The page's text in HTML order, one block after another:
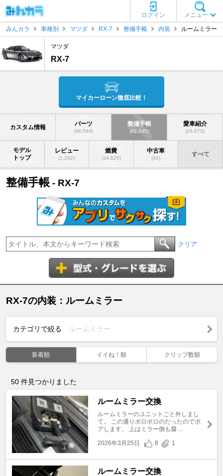
メニュー
ログイン
みんカラ
車種別 マツダ RX-7 整備手帳 内装 ルームミラー
マツダ
RX-7
マイカーローン徹底比較！
カスタム情報 パーツ
(48,584)
整備手帳
(42,245)
愛車紹介
(15,673)
モデル
トップ
レビュー
(1,282)
燃費
(34,825)
中古車
(44)
すべて
整備手帳 - RX-7
クリア
RX-7の内装：ルームミラー
カテゴリで絞る ルームミラー
新着順 イイね！順 クリップ数順
50 件見つかりました
ルームミラー交換
ルームミラーのユニットごと外しまし
て。 この通りボロボロのだったのでポ
アします。 上はミラー側も腐 ...
2026年3月25日
8 1
ルームミラー交換